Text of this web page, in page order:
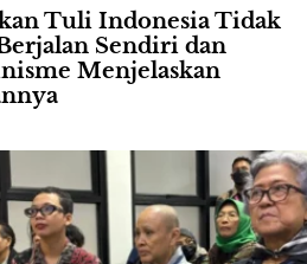
Tuli Indonesia Tidak
Sendiri dan
Menjelaskan